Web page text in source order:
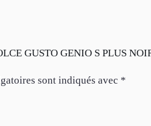
GUSTO GENIO S PLUS
sont indiqués avec *